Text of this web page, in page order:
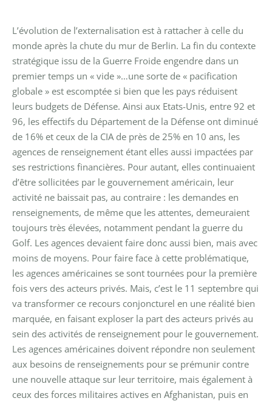
L’évolution de l’externalisation est à rattacher à celle du
monde après la chute du mur de Berlin. La fin du contexte
stratégique issu de la Guerre Froide engendre dans un
premier temps un « vide »…une sorte de « pacification
globale » est escomptée si bien que les pays réduisent
leurs budgets de Défense. Ainsi aux Etats-Unis, entre 92 et
96, les effectifs du Département de la Défense ont diminué
de 16% et ceux de la CIA de près de 25% en 10 ans, les
agences de renseignement étant elles aussi impactées par
ses restrictions financières. Pour autant, elles continuaient
d’être sollicitées par le gouvernement américain, leur
activité ne baissait pas, au contraire : les demandes en
renseignements, de même que les attentes, demeuraient
toujours très élevées, notamment pendant la guerre du
Golf. Les agences devaient faire donc aussi bien, mais avec
moins de moyens. Pour faire face à cette problématique,
les agences américaines se sont tournées pour la première
fois vers des acteurs privés. Mais, c’est le 11 septembre qui
va transformer ce recours conjoncturel en une réalité bien
marquée, en faisant exploser la part des acteurs privés au
sein des activités de renseignement pour le gouvernement.
Les agences américaines doivent répondre non seulement
aux besoins de renseignements pour se prémunir contre
une nouvelle attaque sur leur territoire, mais également à
ceux des forces militaires actives en Afghanistan, puis en